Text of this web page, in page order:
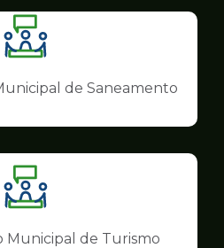
Ilustração
da
pagina
Conselhos
de Saneamento
Ilustração
da
pagina
Municipal de Turismo